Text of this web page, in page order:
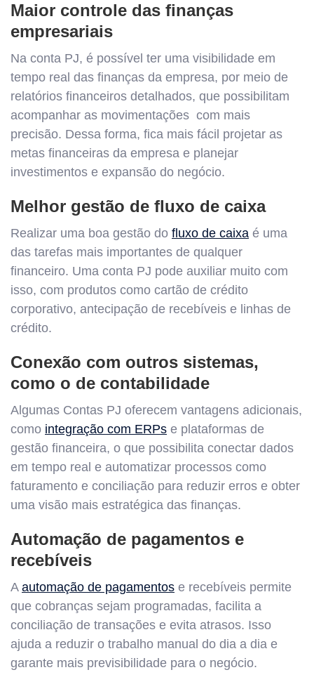
Maior controle das finanças
empresariais
Na conta PJ, é possível ter uma visibilidade em
tempo real das finanças da empresa, por meio de
relatórios financeiros detalhados, que possibilitam
acompanhar as movimentações com mais
precisão. Dessa forma, fica mais fácil projetar as
metas financeiras da empresa e planejar
investimentos e expansão do negócio.
Melhor gestão de fluxo de caixa
Realizar uma boa gestão do fluxo de caixa é uma
das tarefas mais importantes de qualquer
financeiro. Uma conta PJ pode auxiliar muito com
isso, com produtos como cartão de crédito
corporativo, antecipação de recebíveis e linhas de
crédito.
Conexão com outros sistemas,
como o de contabilidade
Algumas Contas PJ oferecem vantagens adicionais,
como integração com ERPs e plataformas de
gestão financeira, o que possibilita conectar dados
em tempo real e automatizar processos como
faturamento e conciliação para reduzir erros e obter
uma visão mais estratégica das finanças.
Automação de pagamentos e
recebíveis
A automação de pagamentos e recebíveis permite
que cobranças sejam programadas, facilita a
conciliação de transações e evita atrasos. Isso
ajuda a reduzir o trabalho manual do dia a dia e
garante mais previsibilidade para o negócio.